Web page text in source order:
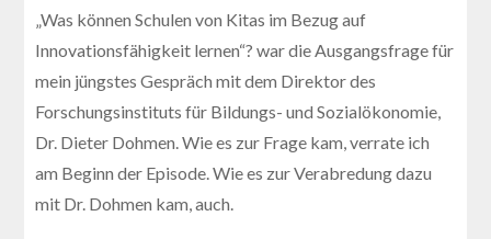
„Was können Schulen von Kitas im Bezug auf
Innovationsfähigkeit lernen“? war die Ausgangsfrage für
mein jüngstes Gespräch mit dem Direktor des
Forschungsinstituts für Bildungs- und Sozialökonomie,
Dr. Dieter Dohmen. Wie es zur Frage kam, verrate ich
am Beginn der Episode. Wie es zur Verabredung dazu
mit Dr. Dohmen kam, auch.